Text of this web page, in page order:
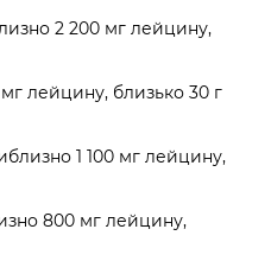
2 200 мг лейцину,
лейцину, близько 30 г
1 100 мг лейцину,
800 мг лейцину,